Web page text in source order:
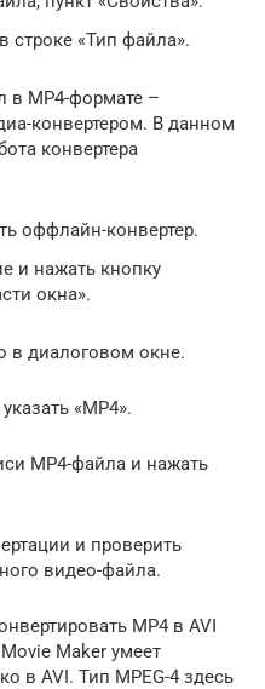
строке «Тип файла».
в MP4-формате –
конвертером. В данном
конвертера
оффлайн-конвертер.
и нажать кнопку
окна».
в диалоговом окне.
«MP4».
MP4-файла и нажать
и проверить
видео-файла.
MP4 в AVI
Maker умеет
в AVI. Тип MPEG-4 здесь